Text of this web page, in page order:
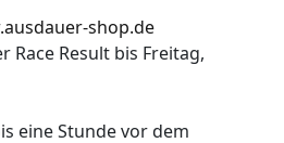
shop.de
Result bis Freitag,
eine Stunde vor dem